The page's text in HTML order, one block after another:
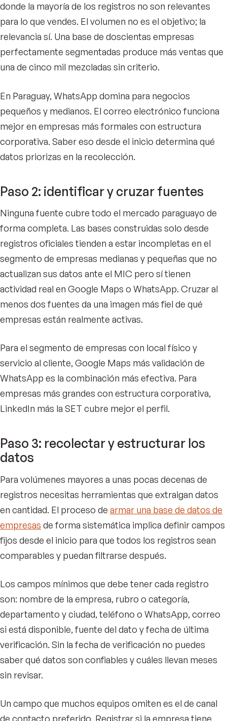
donde la mayoría de los registros no son relevantes
para lo que vendes. El volumen no es el objetivo; la
relevancia sí. Una base de doscientas empresas
perfectamente segmentadas produce más ventas que
una de cinco mil mezcladas sin criterio.
En Paraguay, WhatsApp domina para negocios
pequeños y medianos. El correo electrónico funciona
mejor en empresas más formales con estructura
corporativa. Saber eso desde el inicio determina qué
datos priorizas en la recolección.
Paso 2: identificar y cruzar fuentes
Ninguna fuente cubre todo el mercado paraguayo de
forma completa. Las bases construidas solo desde
registros oficiales tienden a estar incompletas en el
segmento de empresas medianas y pequeñas que no
actualizan sus datos ante el MIC pero sí tienen
actividad real en Google Maps o WhatsApp. Cruzar al
menos dos fuentes da una imagen más fiel de qué
empresas están realmente activas.
Para el segmento de empresas con local físico y
servicio al cliente, Google Maps más validación de
WhatsApp es la combinación más efectiva. Para
empresas más grandes con estructura corporativa,
LinkedIn más la SET cubre mejor el perfil.
Paso 3: recolectar y estructurar los
datos
Para volúmenes mayores a unas pocas decenas de
registros necesitas herramientas que extraigan datos
en cantidad. El proceso de armar una base de datos de
empresas de forma sistemática implica definir campos
fijos desde el inicio para que todos los registros sean
comparables y puedan filtrarse después.
Los campos mínimos que debe tener cada registro
son: nombre de la empresa, rubro o categoría,
departamento y ciudad, teléfono o WhatsApp, correo
si está disponible, fuente del dato y fecha de última
verificación. Sin la fecha de verificación no puedes
saber qué datos son confiables y cuáles llevan meses
sin revisar.
Un campo que muchos equipos omiten es el de canal
de contacto preferido. Registrar si la empresa tiene